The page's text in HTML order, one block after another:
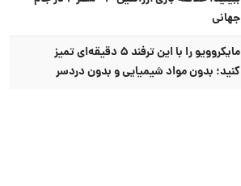
جهانی
مایکروویو را با این ترفند ۵ دقیقه‌ای تمیز
کنید؛ بدون مواد شیمیایی و بدون دردسر